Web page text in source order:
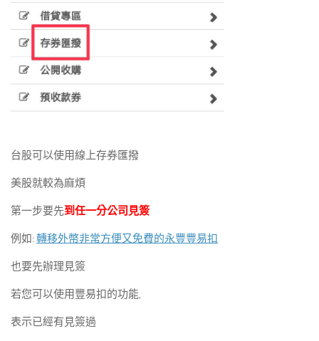
台股可以使用線上存券匯撥
美股就較為麻煩
第一步要先到任一分公司見簽
例如: 轉移外幣非常方便又免費的永豐豐易扣
也要先辦理見簽
若您可以使用豐易扣的功能,
表示已經有見簽過